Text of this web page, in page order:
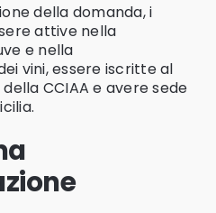
della domanda, i
attive nella
e nella
vini, essere iscritte al
CCIAA e avere sede